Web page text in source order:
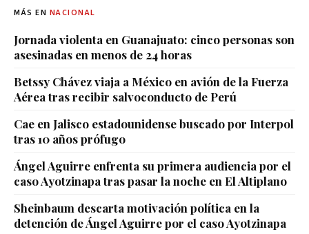
MÁS EN NACIONAL
Jornada violenta en Guanajuato: cinco personas son
asesinadas en menos de 24 horas
Betssy Chávez viaja a México en avión de la Fuerza
Aérea tras recibir salvoconducto de Perú
Cae en Jalisco estadounidense buscado por Interpol
tras 10 años prófugo
Ángel Aguirre enfrenta su primera audiencia por el
caso Ayotzinapa tras pasar la noche en El Altiplano
Sheinbaum descarta motivación política en la
detención de Ángel Aguirre por el caso Ayotzinapa